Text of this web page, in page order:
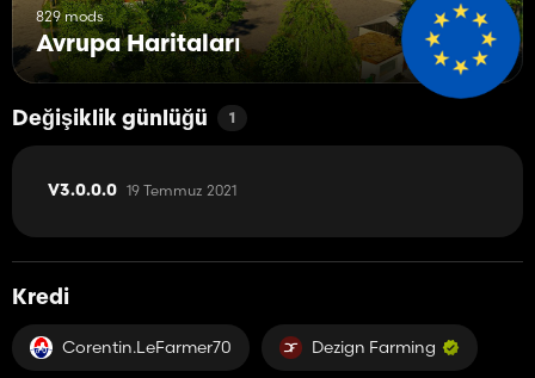
829 mods
Avrupa Haritaları
Değişiklik günlüğü 1
V3.0.0.0 19 Temmuz 2021
Kredi
Corentin.LeFarmer70 Dezign Farming